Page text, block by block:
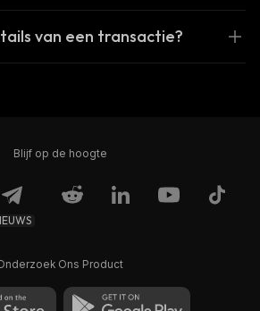
van een transactie?
Blijf op de hoogte
Ons Product